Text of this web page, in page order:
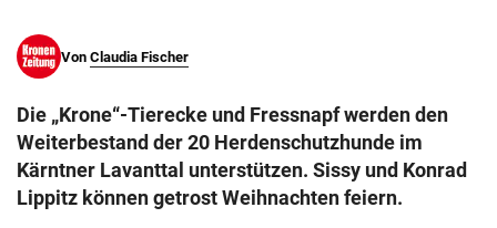
Von Claudia Fischer
Die „Krone“-Tierecke und Fressnapf werden den
Weiterbestand der 20 Herdenschutzhunde im
Kärntner Lavanttal unterstützen. Sissy und Konrad
Lippitz können getrost Weihnachten feiern.